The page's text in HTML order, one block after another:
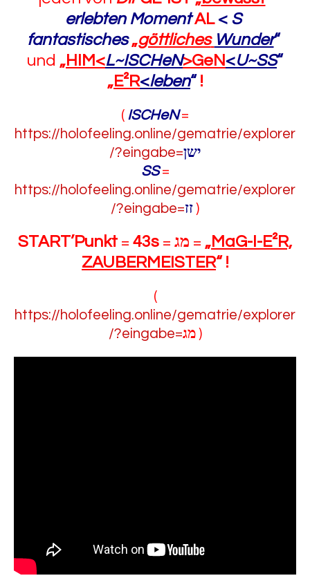
erlebten Moment AL < S
fantastisches „göttliches Wunder“
und „HIM<L~ISCHeN>GeN <U~SS“
„E²R<leben“ !
( ISCHeN =
https://holofeeling.online/gematrie/explorer
/?eingabe=ישן
SS =
https://holofeeling.online/gematrie/explorer
/?eingabe=זז )
START’Punkt = 43s = מג = „MaG-I-E²R,
ZAUBERMEISTER“ !
(
https://holofeeling.online/gematrie/explorer
/?eingabe=מג )